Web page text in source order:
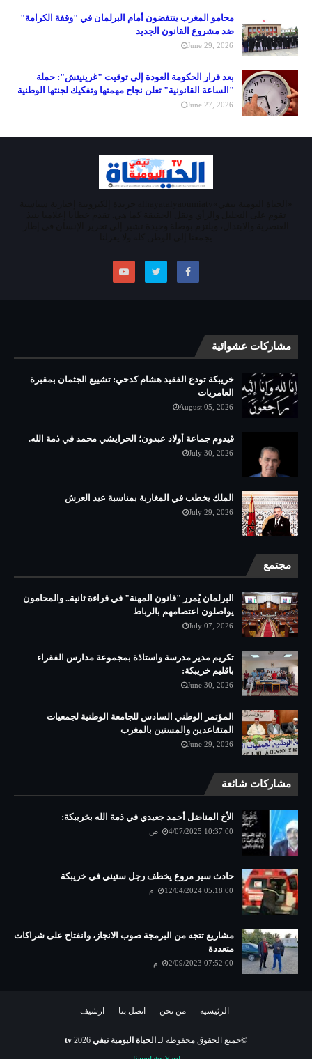
محامو المغرب ينتفضون أمام البرلمان في "وقفة الكرامة"
ضد مشروع القانون الجديد
June 29, 2026
بعد قرار الحكومة العودة إلى توقيت "غرينيتش": حملة
"الساعة القانونية" تعلن نجاح مهمتها وتفكيك لجنتها الوطنية
June 27, 2026
مشاركات عشوائية
خريبكة تودع الفقيد هشام كدحي: تشييع الجثمان بمقبرة
العامريات
August 05, 2026
قيدوم جماعة أولاد عبدون؛ الحرايشي محمد في ذمة الله.
July 30, 2026
الملك يخطب في المغاربة بمناسبة عيد العرش
July 29, 2026
مجتمع
البرلمان يُمرر "قانون المهنة" في قراءة ثانية.. والمحامون
يواصلون اعتصامهم بالرباط
July 07, 2026
تكريم مدير مدرسة واستاذة بمجموعة مدارس الفقراء
باقليم خريبكة:
June 30, 2026
المؤتمر الوطني السادس للجامعة الوطنية لجمعيات
المتقاعدين والمسنين بالمغرب
June 29, 2026
مشاركات شائعة
الأخ المناضل أحمد جعيدي في ذمة الله بخريبكة:
4/07/2025 10:37:00 ص
حادث سير مروع يخطف رجل ستيني في خريبكة
12/04/2024 05:18:00 م
مشاريع تتجه من البرمجة صوب الانجاز، وانفتاح على شراكات
متعددة
2/09/2023 07:52:00 م
الرئيسية من نحن اتصل بنا ارشيف
©جميع الحقوق محفوظة لـ الحياة اليومية تيفي tv 2026